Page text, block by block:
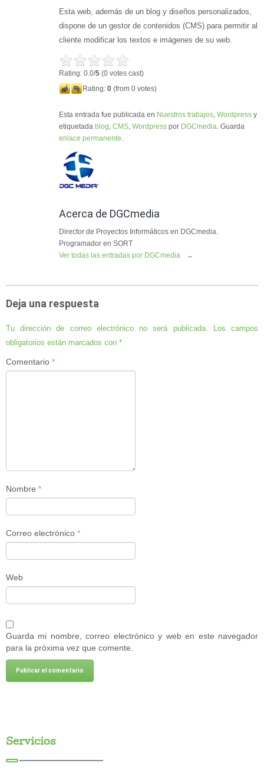
Esta web, además de un blog y diseños personalizados,
dispone de un gestor de contenidos (CMS) para permitir al
cliente modificar los textos e imágenes de su web.
Rating: 0.0/5 (0 votes cast)
Rating: 0 (from 0 votes)
Esta entrada fue publicada en Nuestros trabajos, Wordpress y
etiquetada blog, CMS, Wordpress por DGCmedia. Guarda
enlace permanente.
Acerca de DGCmedia
Director de Proyectos Informáticos en DGCmedia.
Programador en SORT
Ver todas las entradas por DGCmedia
→
Deja una respuesta
Tu dirección de correo electrónico no será publicada.
Los campos
obligatorios están marcados con *
Comentario *
Nombre *
Correo electrónico *
Web
Guarda mi nombre, correo electrónico y web en este navegador
para la próxima vez que comente.
Servicios